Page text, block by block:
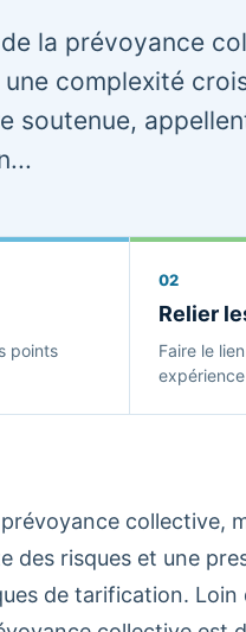
la prévoyance
complexité
soutenue,
points
02
Relier
Faire le
collective,
des risques et une
de tarification. Loin